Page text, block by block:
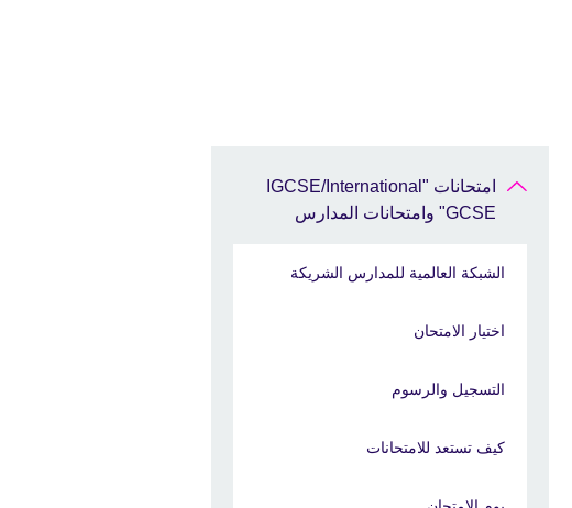
امتحانات "IGCSE/International
GCSE" وامتحانات المدارس
الشبكة العالمية للمدارس الشريكة
اختيار الامتحان
التسجيل والرسوم
كيف تستعد للامتحانات